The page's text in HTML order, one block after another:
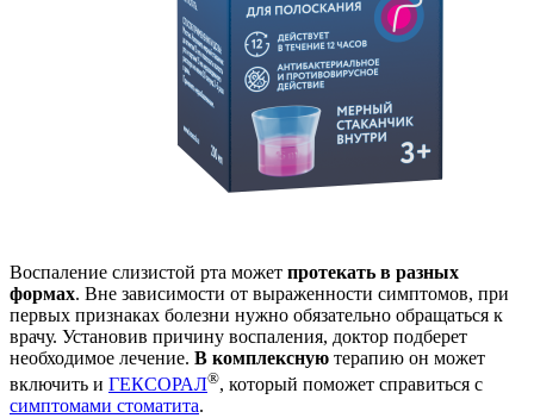
Воспаление слизистой рта может протекать в разных
формах. Вне зависимости от выраженности симптомов, при
первых признаках болезни нужно обязательно обращаться к
врачу. Установив причину воспаления, доктор подберет
необходимое лечение. В комплексную терапию он может
включить и ГЕКСОРАЛ®, который поможет справиться с
симптомами стоматита.